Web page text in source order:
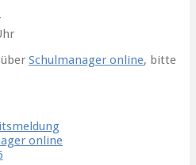
Schulmanager online, bitte
online